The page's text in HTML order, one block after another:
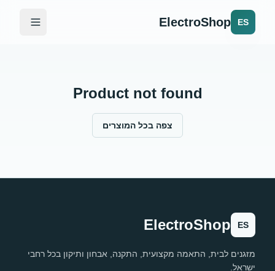
ES
ElectroShop
Product not found
צפה בכל המוצרים
ES
ElectroShop
מזגנים לבית, התאמה מקצועית, התקנה, אבחון ותיקון בכל רחבי
ישראל.